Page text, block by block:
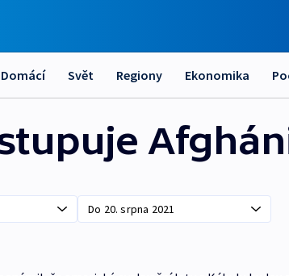
Domácí Svět Regiony Ekonomika